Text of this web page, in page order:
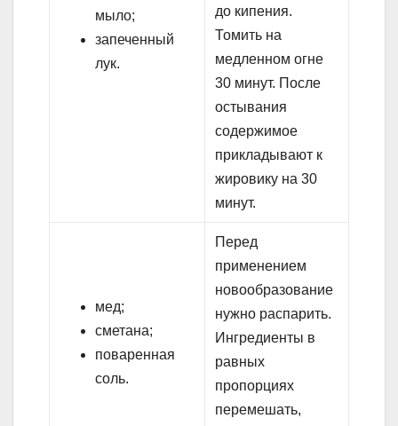
мыло;
запеченный
лук.
до кипения.
Томить на
медленном огне
30 минут. После
остывания
содержимое
прикладывают к
жировику на 30
минут.
мед;
сметана;
поваренная
соль.
Перед
применением
новообразование
нужно распарить.
Ингредиенты в
равных
пропорциях
перемешать,